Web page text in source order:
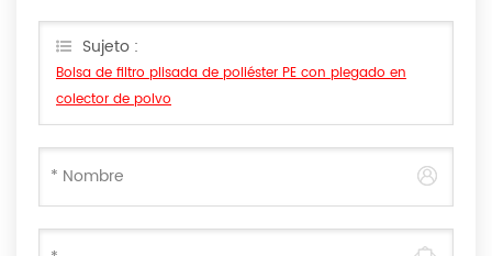
puedamos.
Sujeto :
Bolsa de filtro plisada de poliéster PE con plegado en
colector de polvo